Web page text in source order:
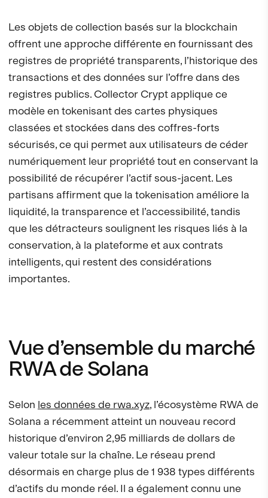
Les objets de collection basés sur la blockchain
offrent une approche différente en fournissant des
registres de propriété transparents, l’historique des
transactions et des données sur l’offre dans des
registres publics. Collector Crypt applique ce
modèle en tokenisant des cartes physiques
classées et stockées dans des coffres-forts
sécurisés, ce qui permet aux utilisateurs de céder
numériquement leur propriété tout en conservant la
possibilité de récupérer l’actif sous-jacent. Les
partisans affirment que la tokenisation améliore la
liquidité, la transparence et l’accessibilité, tandis
que les détracteurs soulignent les risques liés à la
conservation, à la plateforme et aux contrats
intelligents, qui restent des considérations
importantes.
Vue d’ensemble du marché
RWA de Solana
Selon les données de rwa.xyz, l’écosystème RWA de
Solana a récemment atteint un nouveau record
historique d’environ 2,95 milliards de dollars de
valeur totale sur la chaîne. Le réseau prend
désormais en charge plus de 1 938 types différents
d’actifs du monde réel. Il a également connu une